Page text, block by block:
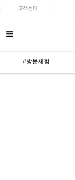
고객센터
#방문체험